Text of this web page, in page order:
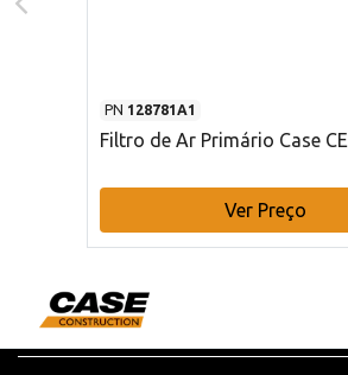
PN 128781A1
Filtro de Ar Primário Case CE
Ver Preço